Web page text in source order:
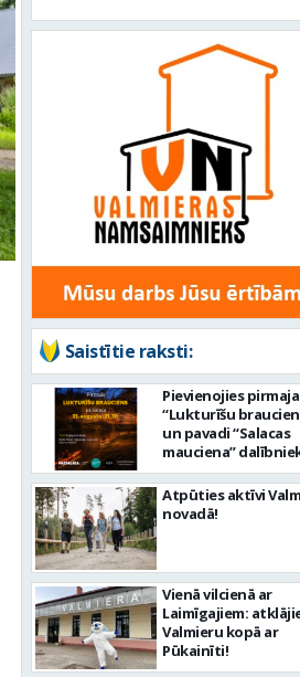
Saistītie raksti:
Pievienojies
“Lukturīšu
un pavadi “Salacas
mauciena”
ceļā uz jūru!
Atpūties aktīvi
novadā!
Vienā vilcienā ar
Laimīgajiem:
Valmieru kopā ar
Pūkainīti!